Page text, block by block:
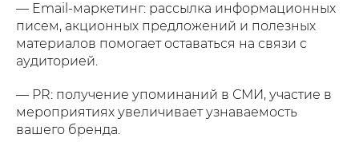
— Email-маркетинг: рассылка информационных
писем, акционных предложений и полезных
материалов помогает оставаться на связи с
аудиторией.
— PR: получение упоминаний в СМИ, участие в
мероприятиях увеличивает узнаваемость
вашего бренда.